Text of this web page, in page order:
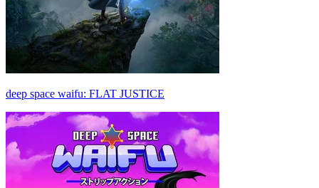
deep space waifu: FLAT JUSTICE